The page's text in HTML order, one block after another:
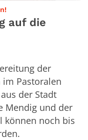
:
auf die
der
Pastoralen
der Stadt
Mendig und der
können noch bis